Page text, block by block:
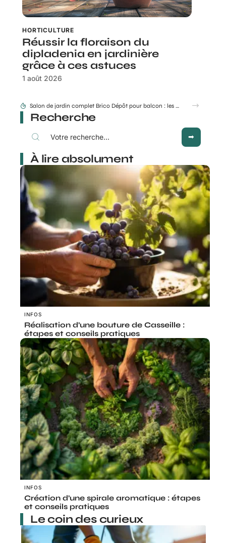
HORTICULTURE
Réussir la floraison du
dipladenia en jardinière
grâce à ces astuces
1 août 2026
Comment couper rosier en respectant la lune au jardin ?
Recherche
À lire absolument
INFOS
Réalisation d’une bouture de Casseille :
étapes et conseils pratiques
INFOS
Création d’une spirale aromatique : étapes
et conseils pratiques
Le coin des curieux